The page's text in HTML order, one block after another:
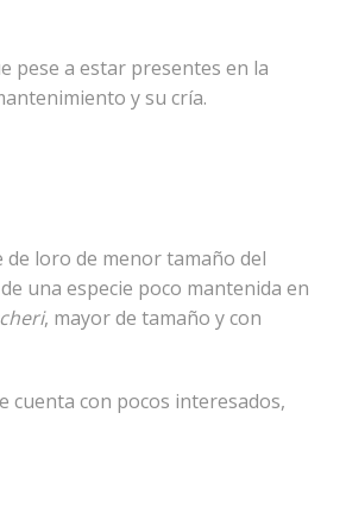
pese a estar presentes en la
y su cría.
de loro de menor tamaño del
una especie poco mantenida en
, mayor de tamaño y con
cuenta con pocos interesados,